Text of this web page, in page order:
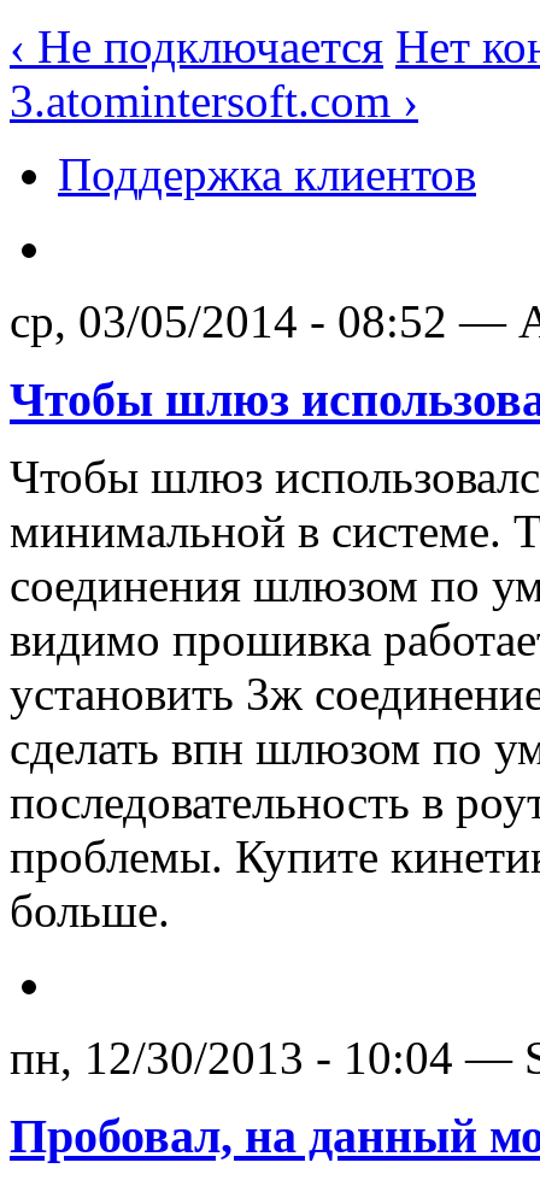
‹ Не подключается Нет
3.atomintersoft.com ›
Поддержка клиентов
ср, 03/05/2014 - 08:52 —
Чтобы шлюз
Чтобы шлюз
минимальной в системе.
соединения шлюзом по
видимо прошивка
установить 3ж
сделать впн шлюзом по
последовательность в
проблемы. Купите
больше.
пн, 12/30/2013 - 10:04 —
Пробовал, на данный